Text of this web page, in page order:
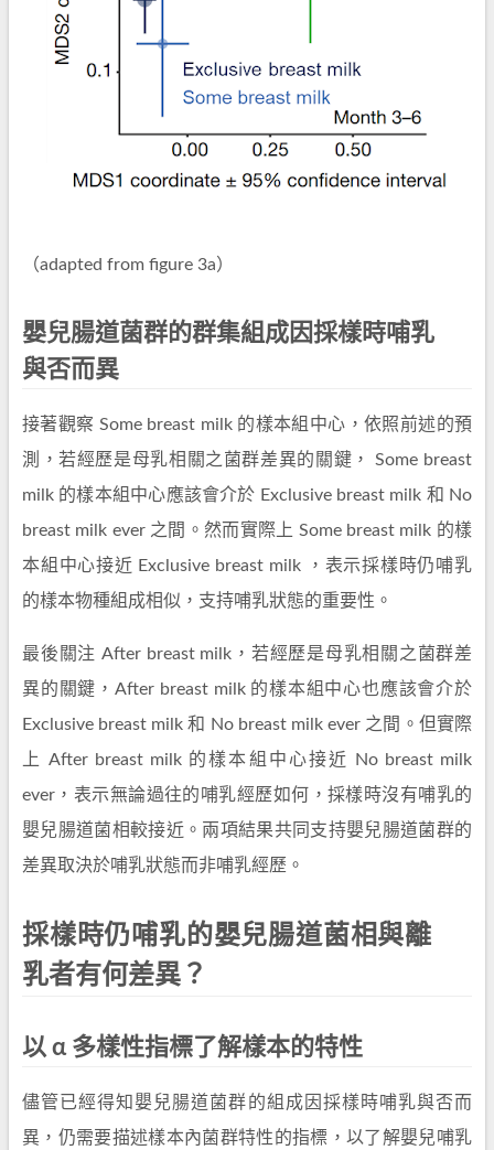
（adapted from figure 3a）
嬰兒腸道菌群的群集組成因採樣時哺乳
與否而異
接著觀察 Some breast milk 的樣本組中心，依照前述的預
測，若經歷是母乳相關之菌群差異的關鍵， Some breast
milk 的樣本組中心應該會介於 Exclusive breast milk 和 No
breast milk ever 之間。然而實際上 Some breast milk 的樣
本組中心接近 Exclusive breast milk ，表示採樣時仍哺乳
的樣本物種組成相似，支持哺乳狀態的重要性。
最後關注 After breast milk，若經歷是母乳相關之菌群差
異的關鍵，After breast milk 的樣本組中心也應該會介於
Exclusive breast milk 和 No breast milk ever 之間。但實際
上 After breast milk 的樣本組中心接近 No breast milk
ever，表示無論過往的哺乳經歷如何，採樣時沒有哺乳的
嬰兒腸道菌相較接近。兩項結果共同支持嬰兒腸道菌群的
差異取決於哺乳狀態而非哺乳經歷。
採樣時仍哺乳的嬰兒腸道菌相與離
乳者有何差異？
以 α 多樣性指標了解樣本的特性
儘管已經得知嬰兒腸道菌群的組成因採樣時哺乳與否而
異，仍需要描述樣本內菌群特性的指標，以了解嬰兒哺乳